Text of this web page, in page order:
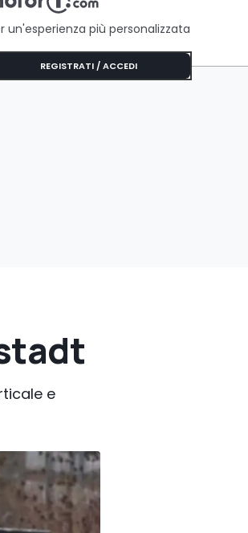
Da Sapere
un'esperienza più personalizzata
REGISTRATI / ACCEDI
e